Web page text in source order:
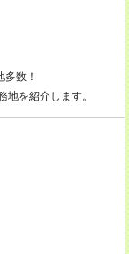
数！
を紹介します。